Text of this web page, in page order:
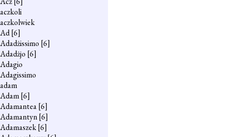
aczkoli
aczkolwiek
Ad[6]
Adadżissimo [6]
Adadżjo [6]
Adagio
Adagissimo
adam
Adam[6]
Adamantea[6]
Adamantyn[6]
Adamaszek[6]